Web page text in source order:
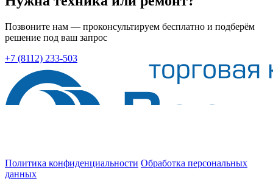
Позвоните нам — проконсультируем бесплатно и подберём
решение под ваш запрос
+7 (8112) 233-503
Политика конфиденциальности Обработка персональных
данных